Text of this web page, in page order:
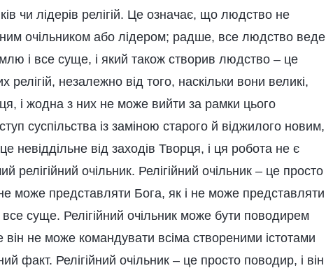
чи лідерів релігій. Це означає, що людство не
очільником або лідером; радше, все людство веде
і все суще, і який також створив людство – це
релігій, незалежно від того, наскільки вони великі,
і жодна з них не може вийти за рамки цього
суспільства із заміною старого й віджилого новим,
невіддільне від заходів Творця, і ця робота не є
очільник. Релігійний очільник – це просто
не може представляти Бога, як і не може представляти
суще. Релігійний очільник може бути поводирем
він не може командувати всіма створеними істотами
факт. Релігійний очільник – це просто поводир, і він